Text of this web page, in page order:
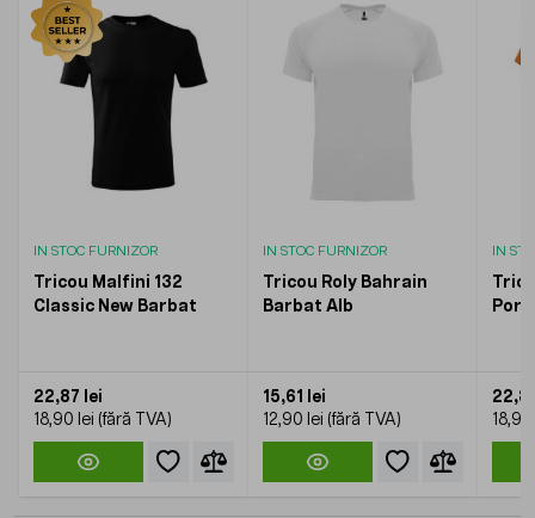
IN STOC FURNIZOR
Tricou Malfini 132
Classic New Barbat
22,87 lei
18,90 lei
IN STOC FURNIZOR
Tricou Roly Bahrain
Barbat Alb
15,61 lei
12,90 lei
IN